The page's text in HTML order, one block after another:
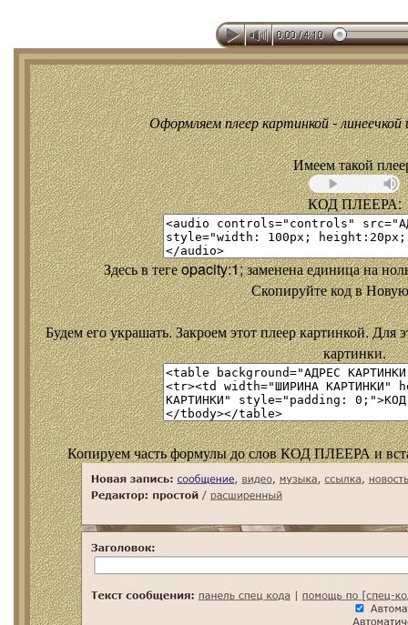
Оформляем плеер картинкой - линеечкой
Имеем такой
КОД ПЛЕЕРА:
Здесь в теге opacity:1; заменена единица на
Скопируйте код в
Будем его украшать. Закроем этот плеер картинкой. Для
картинки.
Копируем часть формулы до слов КОД ПЛЕЕРА и